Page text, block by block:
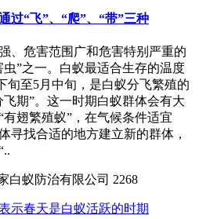
过“飞”、“爬”、“带”三种
、危害范围广和危害特别严重的
”之一。白蚁最适合生存的温度
旬至5月中旬，是白蚁分飞繁殖的
期”。这一时期白蚁群体会有大
翅繁殖蚁”，在气候条件适宜
寻找合适的地方建立新的群体，
白蚁防治有限公司 2268